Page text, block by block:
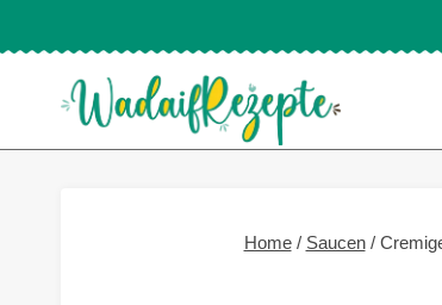
to
content
Home / Saucen /